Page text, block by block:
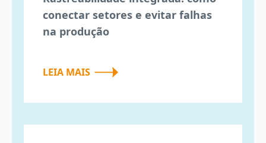
conectar setores e evitar falhas
na produção
LEIA MAIS